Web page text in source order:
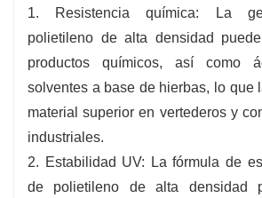
1. Resistencia química: La
polietileno de alta densidad
productos químicos, así como
solventes a base de hierbas, lo que
material superior en vertederos y
industriales.
2. Estabilidad UV: La fórmula de
de polietileno de alta densidad